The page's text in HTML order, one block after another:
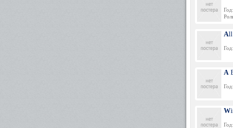
Год:
Год:
Год:
Год: